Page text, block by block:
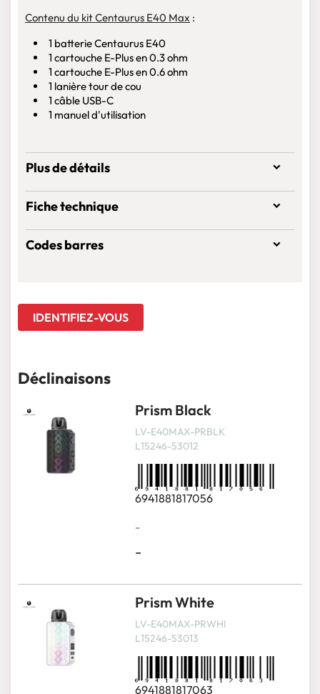
Contenu du kit Centaurus E40 Max :
1 batterie Centaurus E40
1 cartouche E-Plus en 0.3 ohm
1 cartouche E-Plus en 0.6 ohm
1 lanière tour de cou
1 câble USB-C
1 manuel d'utilisation
Plus de détails
Fiche technique
Codes barres
IDENTIFIEZ-VOUS
Déclinaisons
Prism Black
LV-E40MAX-PRBLK
L15246-53012
6941881817056
-
-
Prism White
LV-E40MAX-PRWHI
L15246-53013
6941881817063